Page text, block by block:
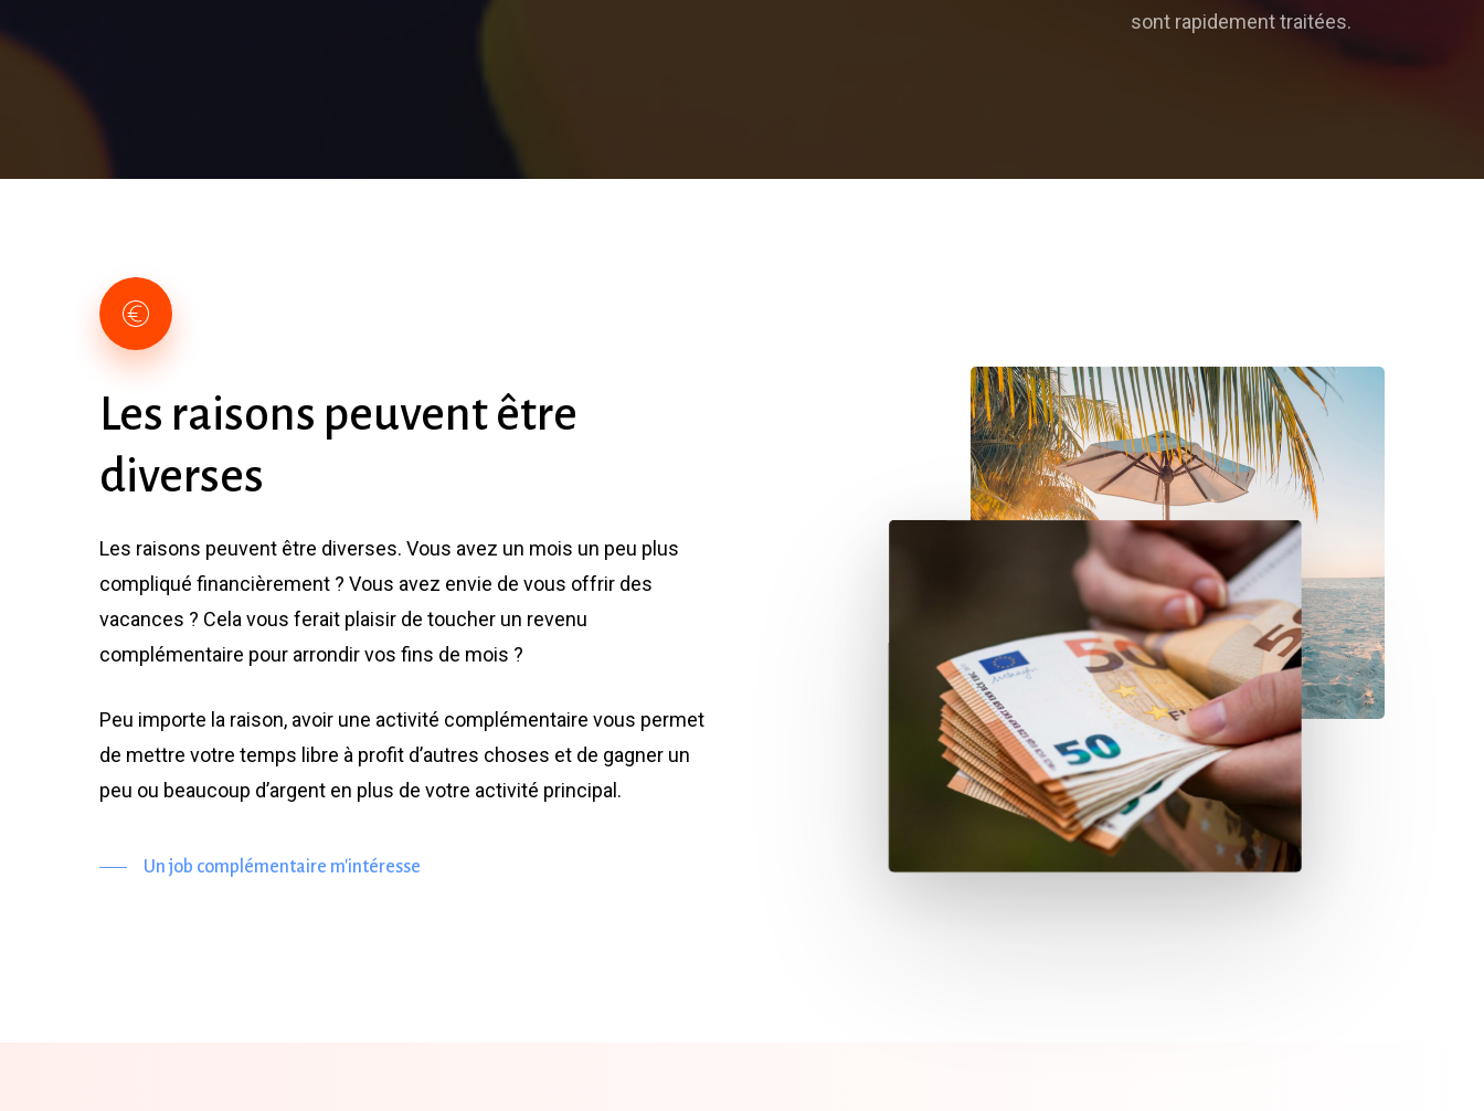
sont rapidement traitées.
Les raisons peuventêtre
diverses
Les raisons peuvent être diverses. Vous avez un mois un peu plus
compliqué financièrement ? Vous avez envie de vous offrir des
vacances ? Cela vous ferait plaisir de toucher un revenu
complémentaire pour arrondir vos fins de mois ?
Peu importe la raison, avoir une activité complémentaire vous permet
de mettre votre temps libre à profit d’autres choses et de gagner un
peu ou beaucoup d’argent en plus de votre activité principal.
Un job complémentaire m'intéresse